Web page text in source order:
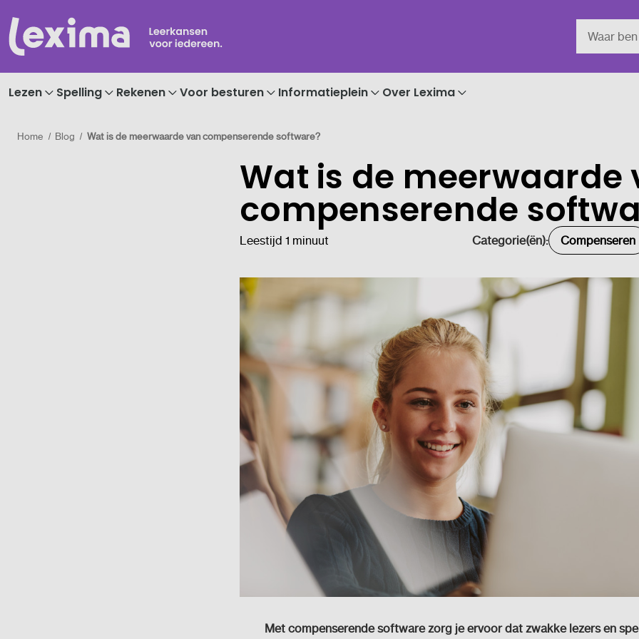
Lezen Spelling Rekenen Voor besturen Informatieplein Over Lexima
Home Blog Wat is de meerwaarde van compenserende software?
Wat is de meerwaarde
compenserende
Leestijd 1 minuut Categorie(ën): Compenseren
Met compenserende software zorg je ervoor dat zwakke lezers en